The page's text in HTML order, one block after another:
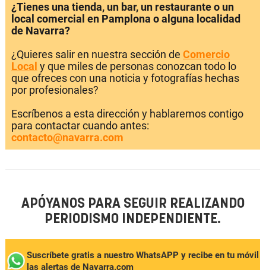
¿Tienes una tienda, un bar, un restaurante o un
local comercial en Pamplona o alguna localidad
de Navarra?
¿Quieres salir en nuestra sección de Comercio
Local y que miles de personas conozcan todo lo
que ofreces con una noticia y fotografías hechas
por profesionales?
Escríbenos a esta dirección y hablaremos contigo
para contactar cuando antes:
contacto@navarra.com
APÓYANOS PARA SEGUIR REALIZANDO
PERIODISMO INDEPENDIENTE.
Suscríbete gratis a nuestro WhatsAPP y recibe en tu móvil
las alertas de Navarra.com